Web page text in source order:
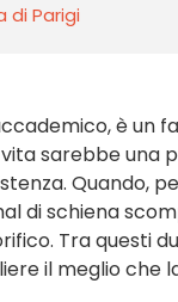
di Parigi
è un
sarebbe una
Quando,
di schiena
Tra questi
il meglio che